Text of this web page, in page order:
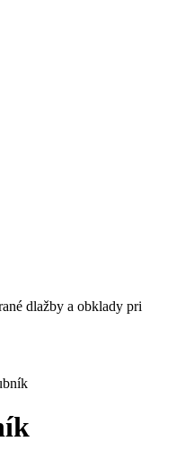
dlažby a obklady pri